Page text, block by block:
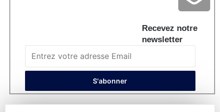
Recevez notre
newsletter